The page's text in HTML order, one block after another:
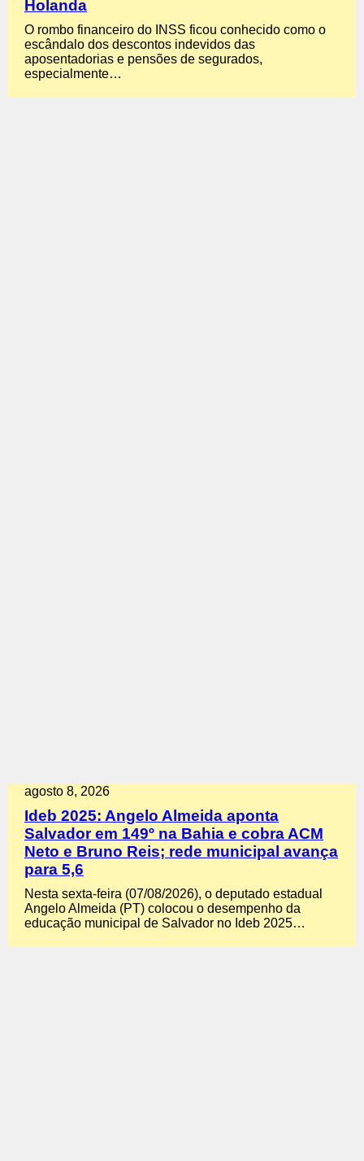
Holanda
O rombo financeiro do INSS ficou conhecido como o
escândalo dos descontos indevidos das
aposentadorias e pensões de segurados,
especialmente…
agosto 8, 2026
Ideb 2025: Angelo Almeida aponta
Salvador em 149º na Bahia e cobra ACM
Neto e Bruno Reis; rede municipal avança
para 5,6
Nesta sexta-feira (07/08/2026), o deputado estadual
Angelo Almeida (PT) colocou o desempenho da
educação municipal de Salvador no Ideb 2025…